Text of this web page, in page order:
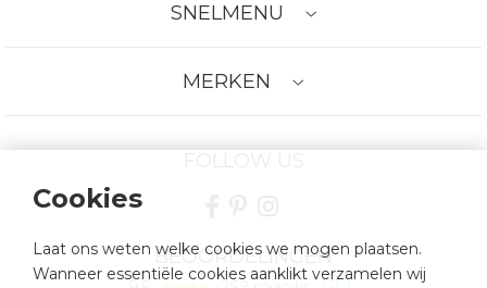
SNELMENU
MERKEN
BEOORDELINGEN
Cookies
Laat ons weten welke cookies we mogen plaatsen.
Wanneer essentiële cookies aanklikt verzamelen wij